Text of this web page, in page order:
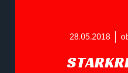
28.05.2018